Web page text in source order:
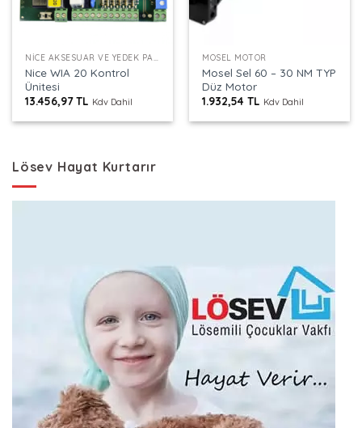
NICE AKSESUAR VE YEDEK PARÇALAR
Nice WIA 20 Kontrol
Ünitesi
13.456,97TL Kdv Dahil
MOSEL MOTOR
Mosel Sel 60 – 30 NM TYP
Düz Motor
1.932,54TL Kdv Dahil
Lösev Hayat Kurtarır